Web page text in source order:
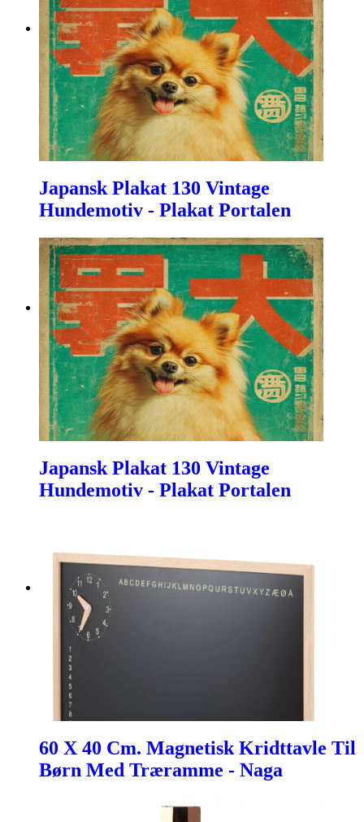
Japansk Plakat 130 Vintage
Hundemotiv - Plakat Portalen
Japansk Plakat 130 Vintage
Hundemotiv - Plakat Portalen
60 X 40 Cm. Magnetisk Kridttavle Til
Børn Med Træramme - Naga